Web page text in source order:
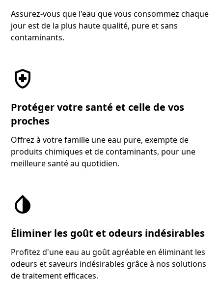
Assurez-vous que l'eau que vous consommez chaque
jour est de la plus haute qualité, pure et sans
contaminants.
Protéger votre santé et celle de vos
proches
Offrez à votre famille une eau pure, exempte de
produits chimiques et de contaminants, pour une
meilleure santé au quotidien.
Éliminer les goût et odeurs indésirables
Profitez d'une eau au goût agréable en éliminant les
odeurs et saveurs indésirables grâce à nos solutions
de traitement efficaces.